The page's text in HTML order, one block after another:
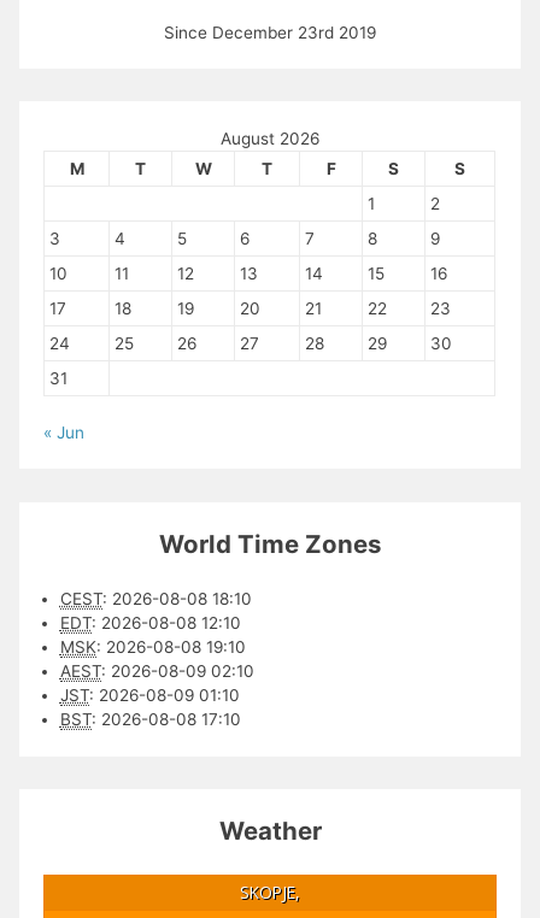
Since December 23rd 2019
August 2026
M
T W T F S
S
1
2
3
4 5 6 7 8
9
10
11 12 13 14 15
16
17
18 19 20 21 22
23
24
25 26 27 28 29
30
31
« Jun
World Time Zones
CEST: 2026-08-08 18:10
EDT: 2026-08-08 12:10
MSK: 2026-08-08 19:10
AEST: 2026-08-09 02:10
JST: 2026-08-09 01:10
BST: 2026-08-08 17:10
Weather
SKOPJE,